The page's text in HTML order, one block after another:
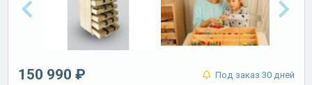
150 990 ₽ Под заказ 30 дней